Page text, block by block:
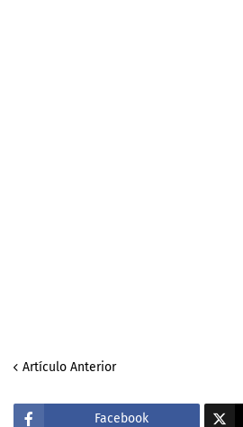
Artículo Anterior
Facebook